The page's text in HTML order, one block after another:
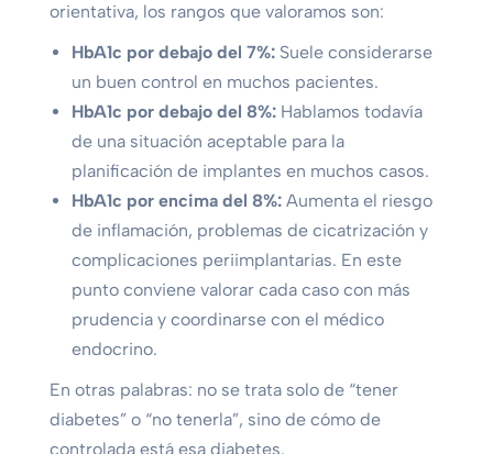
orientativa, los rangos que valoramos son:
HbA1c por debajo del 7%:Suele considerarse
un buen control en muchos pacientes.
HbA1c por debajo del 8%:Hablamos todavía
de una situación aceptable para la
planificación de implantes en muchos casos.
HbA1c por encima del 8%:Aumenta el riesgo
de inflamación, problemas de cicatrización y
complicaciones periimplantarias. En este
punto conviene valorar cada caso con más
prudencia y coordinarse con el médico
endocrino.
En otras palabras: no se trata solo de “tener
diabetes” o “no tenerla”, sino de cómo de
controlada está esa diabetes.